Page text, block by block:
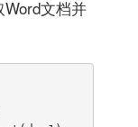
Word文档并